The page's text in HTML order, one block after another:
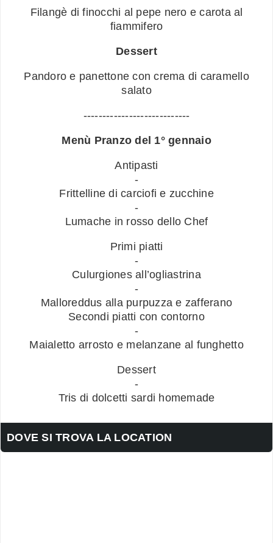
Filangè di finocchi al pepe nero e carota al
fiammifero
Dessert
Pandoro e panettone con crema di caramello
salato
----------------------------
Menù Pranzo del 1° gennaio
Antipasti
-
Frittelline di carciofi e zucchine
-
Lumache in rosso dello Chef
Primi piatti
-
Culurgiones all’ogliastrina
-
Malloreddus alla purpuzza e zafferano
Secondi piatti con contorno
-
Maialetto arrosto e melanzane al funghetto
Dessert
-
Tris di dolcetti sardi homemade
DOVE SI TROVA LA LOCATION